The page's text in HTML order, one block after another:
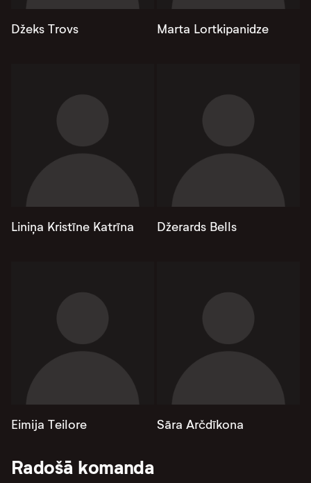
Džeks Trovs Marta Lortkipanidze
Liniņa Kristīne Katrīna Džerards Bells
Eimija Teilore Sāra Arčdīkona
Radošā komanda